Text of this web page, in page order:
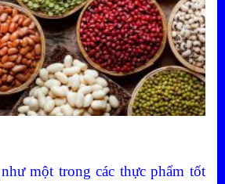
một trong các thực phẩm tốt